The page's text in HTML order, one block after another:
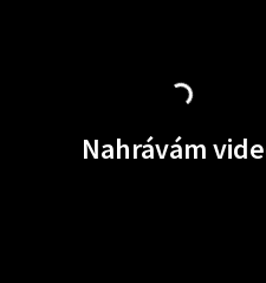
Nahrávám